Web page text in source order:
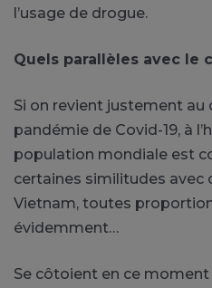
l’usage de drogue.
Quels parallèles avec le
Si on revient justement
pandémie de Covid-19, à
population mondiale est
certaines similitudes avec
Vietnam, toutes
évidemment…
Se côtoient en ce